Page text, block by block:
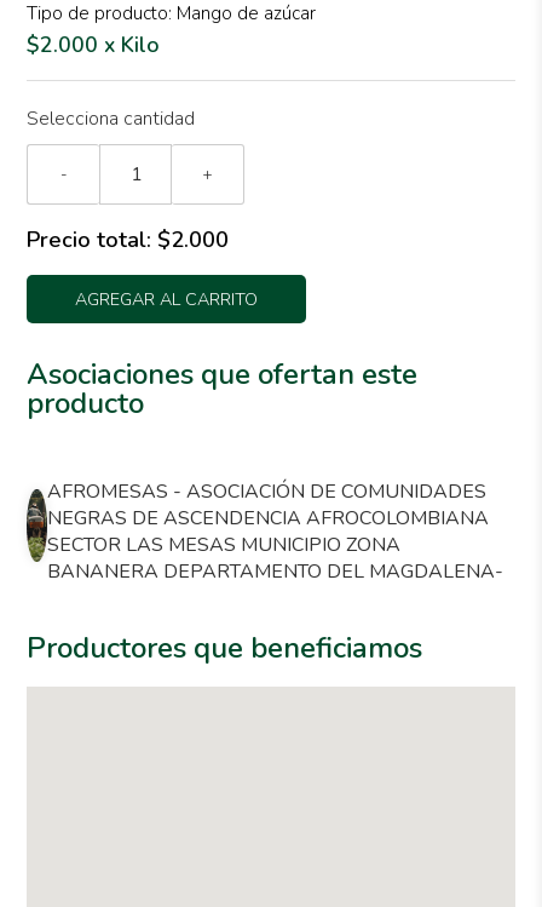
Tipo de producto: Mango de azúcar
$2.000 x Kilo
Selecciona cantidad
- +
Precio total: $2.000
AGREGAR AL CARRITO
Asociaciones que ofertan este
producto
AFROMESAS - ASOCIACIÓN DE COMUNIDADES
NEGRAS DE ASCENDENCIA AFROCOLOMBIANA
SECTOR LAS MESAS MUNICIPIO ZONA
BANANERA DEPARTAMENTO DEL MAGDALENA-
Productores que beneficiamos